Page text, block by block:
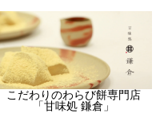
こだわりのわらび餅専門店
「甘味処 鎌倉」